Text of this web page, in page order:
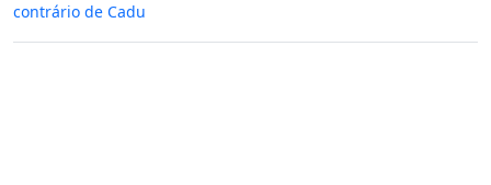
contrário de Cadu